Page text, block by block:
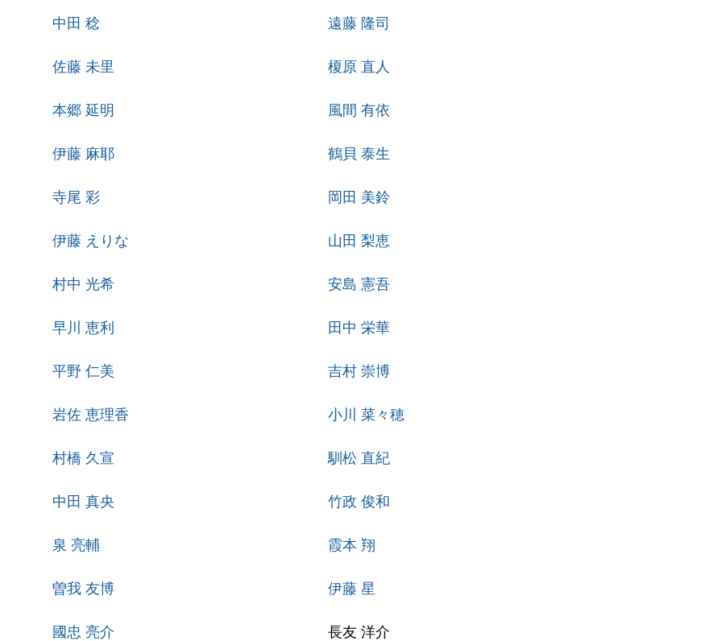
中田 稔 遠藤 隆司
佐藤 未里 榎原 直人
本郷 延明 風間 有依
伊藤 麻耶 鶴貝 泰生
寺尾 彩 岡田 美鈴
伊藤 えりな 山田 梨恵
村中 光希 安島 憲吾
早川 恵利 田中 栄華
平野 仁美 吉村 崇博
岩佐 恵理香 小川 菜々穂
村橋 久宣 馴松 直紀
中田 真央 竹政 俊和
泉 亮輔 霞本 翔
曽我 友博 伊藤 星
國忠 亮介 長友 洋介